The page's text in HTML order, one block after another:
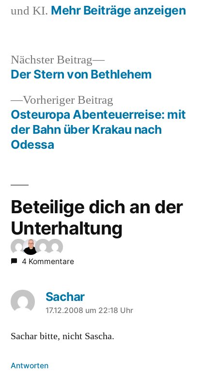
und KI. Mehr Beiträge anzeigen
Beitragsnavigation
Vorheriger Beitrag
Beitrag:
Osteuropa Abenteuerreise: mit
der Bahn über Krakau nach
Odessa
Nächster Beitrag
Nächster
Beitrag:
Der Stern von Bethlehem
Beteilige dich an der
Unterhaltung
4 Kommentare
Sachar
sagt:
17.12.2008 um 22:18 Uhr
Sachar bitte, nicht Sascha.
Antworten